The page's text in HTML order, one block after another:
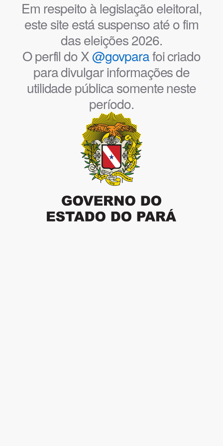
Em respeito à legislação eleitoral,
este site está suspenso até o fim
das eleições 2026.
O perfil do X@govparafoi criado
para divulgar informações de
utilidade pública somente neste
período.